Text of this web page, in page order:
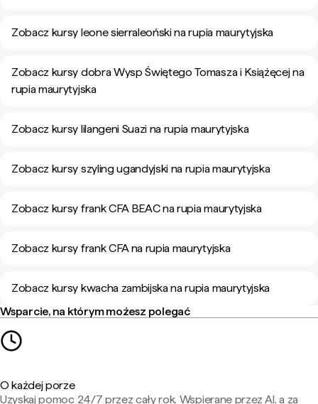
Zobacz kursy leone sierraleoński na rupia maurytyjska
Zobacz kursy dobra Wysp Świętego Tomasza i Książęcej na
rupia maurytyjska
Zobacz kursy lilangeni Suazi na rupia maurytyjska
Zobacz kursy szyling ugandyjski na rupia maurytyjska
Zobacz kursy frank CFA BEAC na rupia maurytyjska
Zobacz kursy frank CFA na rupia maurytyjska
Zobacz kursy kwacha zambijska na rupia maurytyjska
Wsparcie, na którym możesz polegać
O każdej porze
Uzyskaj pomoc 24/7 przez cały rok. Wspierane przez AI, a za